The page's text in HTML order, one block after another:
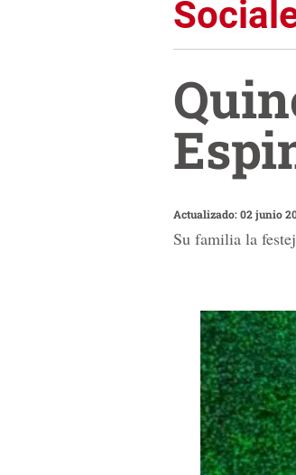
Actualizado: 02 junio
Su familia la